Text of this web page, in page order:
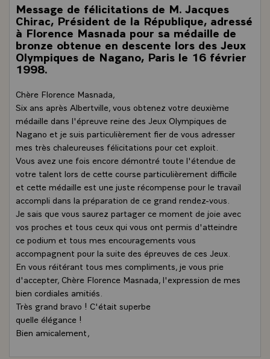
Message de félicitations de M. Jacques
Chirac, Président de la République, adressé
à Florence Masnada pour sa médaille de
bronze obtenue en descente lors des Jeux
Olympiques de Nagano, Paris le 16 février
1998.
Chère Florence Masnada,
Six ans après Albertville, vous obtenez votre deuxième
médaille dans l'épreuve reine des Jeux Olympiques de
Nagano et je suis particulièrement fier de vous adresser
mes très chaleureuses félicitations pour cet exploit.
Vous avez une fois encore démontré toute l'étendue de
votre talent lors de cette course particulièrement difficile
et cette médaille est une juste récompense pour le travail
accompli dans la préparation de ce grand rendez-vous.
Je sais que vous saurez partager ce moment de joie avec
vos proches et tous ceux qui vous ont permis d'atteindre
ce podium et tous mes encouragements vous
accompagnent pour la suite des épreuves de ces Jeux.
En vous réitérant tous mes compliments, je vous prie
d'accepter, Chère Florence Masnada, l'expression de mes
bien cordiales amitiés.
Très grand bravo ! C'était superbe
quelle élégance !
Bien amicalement,